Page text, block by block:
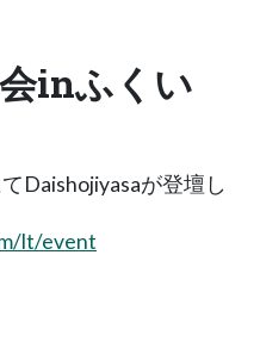
inふくい
Daishojiyasaが登壇し
lt/event